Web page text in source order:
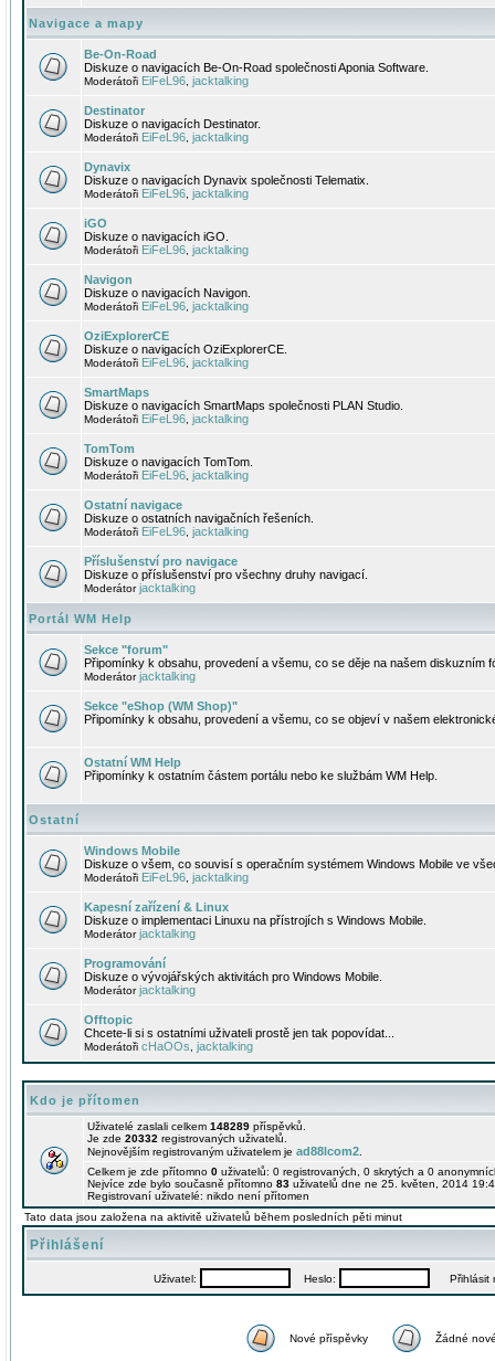
Navigace a mapy
Be-On-Road
Diskuze o navigacích Be-On-Road společnosti Aponia Software.
Moderátoři EiFeL96 jacktalking
Destinator
Diskuze o navigacích Destinator.
Moderátoři EiFeL96 jacktalking
Dynavix
Diskuze o navigacích Dynavix společnosti Telematix.
Moderátoři EiFeL96 jacktalking
iGO
Diskuze o navigacích iGO.
Moderátoři EiFeL96 jacktalking
Navigon
Diskuze o navigacích Navigon.
Moderátoři EiFeL96 jacktalking
OziExplorerCE
Diskuze o navigacích OziExplorerCE.
Moderátoři EiFeL96 jacktalking
SmartMaps
Diskuze o navigacích SmartMaps společnosti PLAN Studio.
Moderátoři EiFeL96 jacktalking
TomTom
Diskuze o navigacích TomTom.
Moderátoři EiFeL96 jacktalking
Ostatní navigace
Diskuze o ostatních navigačních řešeních.
Moderátoři EiFeL96 jacktalking
Příslušenství pro navigace
Diskuze o příslušenství pro všechny druhy navigací.
Moderátorjacktalking
Portál WM Help
Sekce "forum"
Připomínky k obsahu, provedení a všemu, co se děje na našem diskuzním
Moderátorjacktalking
Sekce "eShop (WM Shop)"
Připomínky k obsahu, provedení a všemu, co se objeví v našem
Ostatní WM Help
Připomínky k ostatním částem portálu nebo ke službám WM Help.
Ostatní
Windows Mobile
Diskuze o všem, co souvisí s operačním systémem Windows Mobile ve
Moderátoři EiFeL96 jacktalking
Kapesní zařízení & Linux
Diskuze o implementaci Linuxu na přístrojích s Windows Mobile.
Moderátorjacktalking
Programování
Diskuze o vývojářských aktivitách pro Windows Mobile.
Moderátorjacktalking
Offtopic
Chcete-li si s ostatními uživateli prostě jen tak popovídat...
Moderátoři cHaOOs jacktalking
Kdo je přítomen
Uživatelé zaslali celkem 148289 příspěvků.
Je zde 20332 registrovaných uživatelů.
Nejnovějším registrovaným uživatelem je ad88lcom2
Celkem je zde přítomno 0 uživatelů: 0 registrovaných, 0 skrytých a 0
Nejvíce zde bylo současně přítomno 83 uživatelů dne ne 25. květen, 2014
Registrovaní uživatelé: nikdo není přítomen
Tato data jsou založena na aktivitě uživatelů během posledních pěti minut
Přihlášení
Uživatel: Heslo: Přihlásit
Nové příspěvky Žádné